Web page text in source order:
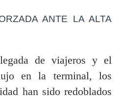
ANTE LA ALTA
de viajeros y el
en la terminal, los
han sido redoblados